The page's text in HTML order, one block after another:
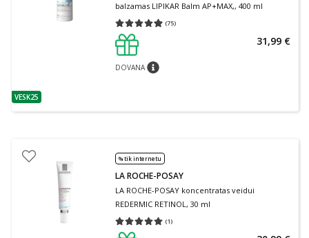
patarimas
VESK25
balzamas LIPIKAR Balm AP+MAX,, 400 ml
(75)
Vidutinis įvertinimas 4.96
DOVANApatarimas
31,99 €
% tik internetu
LA ROCHE-POSAY
LA ROCHE-POSAY koncentratas veidui
REDERMIC RETINOL, 30 ml
(1)
Vidutinis įvertinimas 5.00